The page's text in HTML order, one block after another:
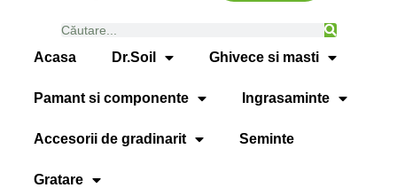
Acasa Dr.Soil Ghivece si masti
Pamant si componente Ingrasaminte
Accesorii de gradinarit Seminte
Gratare